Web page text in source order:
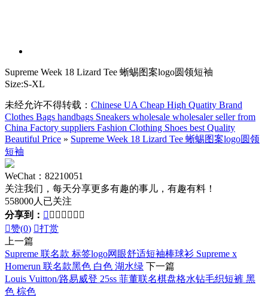
Supreme Week 18 Lizard Tee 蜥蜴图案logo圆领短袖
Size:S-XL
未经允许不得转载： Chinese UA Cheap High Quatity Brand
Clothes Bags handbags Sneakers wholesale wholesaler seller from
China Factory suppliers Fashion Clothing Shoes best Quality
Beautiful Price » Supreme Week 18 Lizard Tee 蜥蜴图案logo圆领
短袖
WeChat：82210051
关注我们，每天分享更多有趣的事儿，有趣有料！
558000人已关注
分享到：       
赞(0) 打赏
上一篇
Supreme 联名款 标签logo网眼舒适短袖棒球衫 Supreme x
Homerun 联名款黑色 白色 湖水绿 下一篇
Louis Vuitton/路易威登 25ss 菲董联名棋盘格水钻毛织短裤 黑
色 棕色